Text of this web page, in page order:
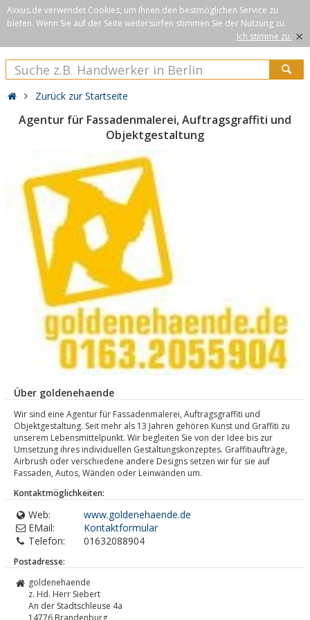
Axxus.de verwendet Cookies, um Ihnen den bestmöglichen Service zu
bieten. Wenn Sie auf der Seite weitersurfen stimmen Sie der Nutzung zu.
Ich stimme zu. ×
Zurück zur Startseite
Agentur für Fassadenmalerei, Auftragsgraffiti und
Objektgestaltung
Über goldenehaende
Wir sind eine Agentur für Fassadenmalerei, Auftragsgraffiti und
Objektgestaltung. Seit mehr als 13 Jahren gehören Kunst und Graffiti zu
unserem Lebensmittelpunkt. Wir begleiten Sie von der Idee bis zur
Umsetzung ihres individuellen Gestaltungskonzeptes. Graffitiaufträge,
Airbrush oder verschiedene andere Designs setzen wir für sie auf
Fassaden, Autos, Wänden oder Leinwänden um.
Kontaktmöglichkeiten:
Web:
www.goldenehaende.de
EMail:
Kontaktformular
Telefon:
01632088904
Postadresse:
goldenehaende
z. Hd. Herr Siebert
An der Stadtschleuse 4a
14776 Brandenburg